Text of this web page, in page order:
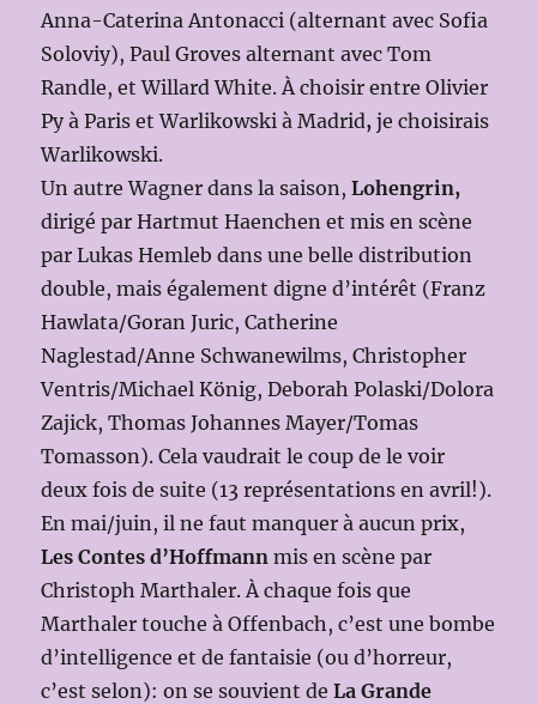
Anna-Caterina Antonacci (alternant avec Sofia
Soloviy), Paul Groves alternant avec Tom
Randle, et Willard White. À choisir entre Olivier
Py à Paris et Warlikowski à Madrid, je choisirais
Warlikowski.
Un autre Wagner dans la saison,Lohengrin,
dirigé par Hartmut Haenchen et mis en scène
par Lukas Hemleb dans une belle distribution
double, mais également digne d’intérêt (Franz
Hawlata/Goran Juric, Catherine
Naglestad/Anne Schwanewilms, Christopher
Ventris/Michael König, Deborah Polaski/Dolora
Zajick, Thomas Johannes Mayer/Tomas
Tomasson). Cela vaudrait le coup de le voir
deux fois de suite (13 représentations en avril!).
En mai/juin, il ne faut manquer à aucun prix,
Les Contes d’Hoffmann mis en scène par
Christoph Marthaler. À chaque fois que
Marthaler touche à Offenbach, c’est une bombe
d’intelligence et de fantaisie (ou d’horreur,
c’est selon): on se souvient deLa Grande